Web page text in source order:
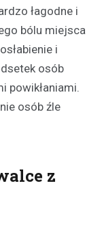
łagodne i
bólu miejsca
i
osób
powikłaniami.
osób źle
z